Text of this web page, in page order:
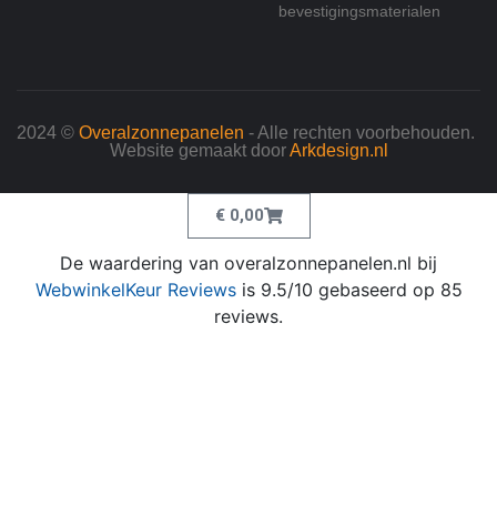
bevestigingsmaterialen
2024 © Overalzonnepanelen - Alle rechten voorbehouden.
Website gemaakt doorArkdesign.nl
€0,00
De waardering van overalzonnepanelen.nl bij
WebwinkelKeur Reviewsis 9.5/10 gebaseerd op 85
reviews.